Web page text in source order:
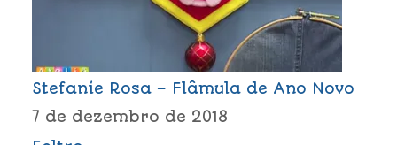
Stefanie Rosa – Flâmula de Ano Novo
7 de dezembro de 2018